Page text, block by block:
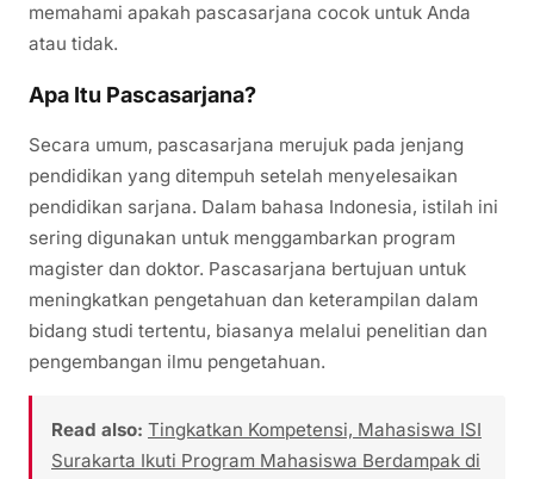
memahami apakah pascasarjana cocok untuk Anda
atau tidak.
Apa Itu Pascasarjana?
Secara umum, pascasarjana merujuk pada jenjang
pendidikan yang ditempuh setelah menyelesaikan
pendidikan sarjana. Dalam bahasa Indonesia, istilah ini
sering digunakan untuk menggambarkan program
magister dan doktor. Pascasarjana bertujuan untuk
meningkatkan pengetahuan dan keterampilan dalam
bidang studi tertentu, biasanya melalui penelitian dan
pengembangan ilmu pengetahuan.
Read also: Tingkatkan Kompetensi, Mahasiswa ISI
Surakarta Ikuti Program Mahasiswa Berdampak di